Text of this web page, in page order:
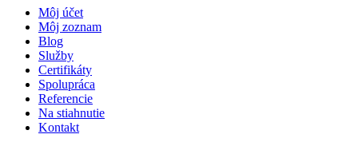
Môj účet
Môj zoznam
Blog
Služby
Certifikáty
Spolupráca
Referencie
Na stiahnutie
Kontakt